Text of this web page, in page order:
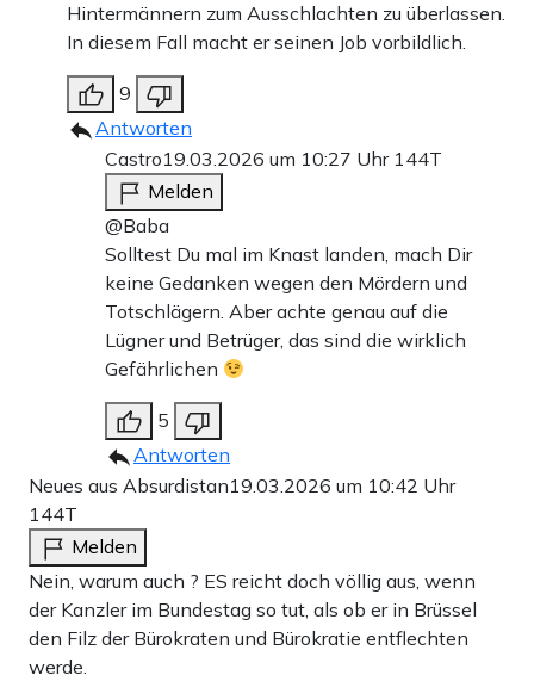
Hintermännern zum Ausschlachten zu überlassen.
In diesem Fall macht er seinen Job vorbildlich.
9
Antworten
Castro19.03.2026 um 10:27 Uhr 144T
Melden
@Baba
Solltest Du mal im Knast landen, mach Dir
keine Gedanken wegen den Mördern und
Totschlägern. Aber achte genau auf die
Lügner und Betrüger, das sind die wirklich
Gefährlichen
5
Antworten
Neues aus Absurdistan19.03.2026 um 10:42 Uhr
144T
Melden
Nein, warum auch ? ES reicht doch völlig aus, wenn
der Kanzler im Bundestag so tut, als ob er in Brüssel
den Filz der Bürokraten und Bürokratie entflechten
werde.